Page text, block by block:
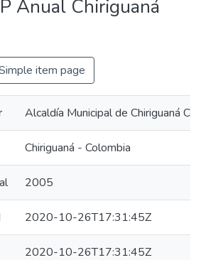
Anual Chiriguaná
item page
Alcaldía Municipal de Chiriguaná
Chiriguaná - Colombia
2005
2020-10-26T17:31:45Z
2020-10-26T17:31:45Z